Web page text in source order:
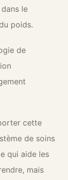
le
poids.
de
cette
de soins
qui aide les
mais